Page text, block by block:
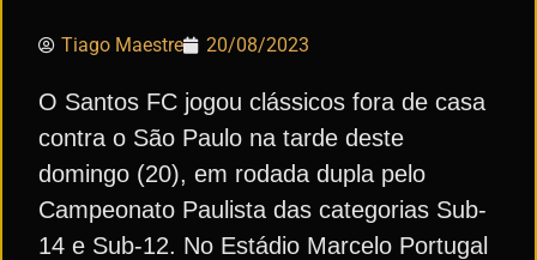
Tiago Maestre 20/08/2023
O Santos FC jogou clássicos fora de casa
contra o São Paulo na tarde deste
domingo (20), em rodada dupla pelo
Campeonato Paulista das categorias Sub-
14 e Sub-12. No Estádio Marcelo Portugal